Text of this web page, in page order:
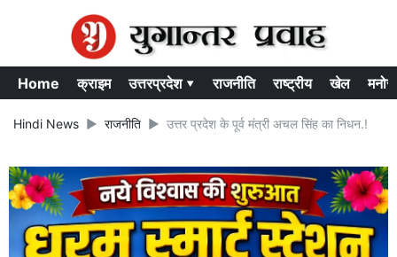
Home क्राइम उत्तरप्रदेश ▾ राजनीति राष्ट्रीय खेल
Hindi News राजनीति उत्तर प्रदेश के पूर्व मंत्री अचल सिंह का निधन.!